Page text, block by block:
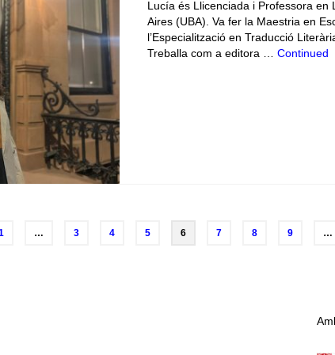
Lucía és Llicenciada i Professora
Aires (UBA). Va fer la Maestria en
l’Especialització en Traducció
Treballa com a editora … Continued
… 3 4 5 6 7 8 9 …